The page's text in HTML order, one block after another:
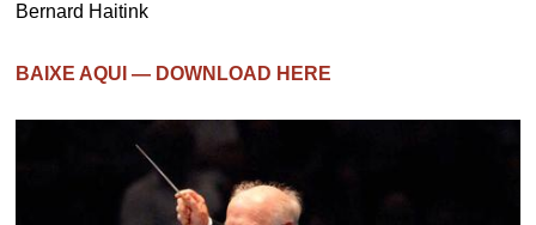
Bernard Haitink
BAIXE AQUI — DOWNLOAD HERE